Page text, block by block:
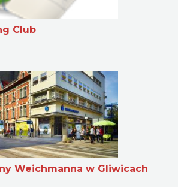
Club
Weichmanna w Gliwicach